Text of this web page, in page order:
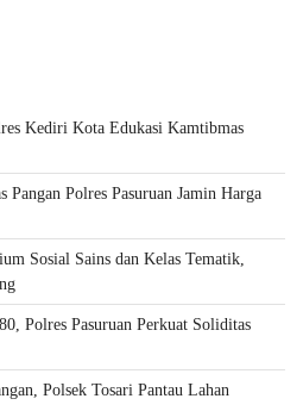
Kediri Kota Edukasi Kamtibmas
Pangan Polres Pasuruan Jamin Harga
Sosial Sains dan Kelas Tematik,
Polres Pasuruan Perkuat Soliditas
Polsek Tosari Pantau Lahan